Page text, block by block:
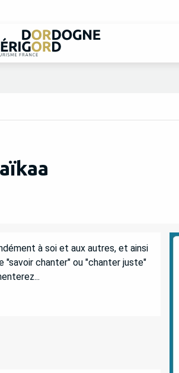
à soi et aux autres, et ainsi
"savoir chanter" ou "chanter juste"